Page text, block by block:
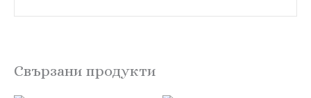
Свързани продукти